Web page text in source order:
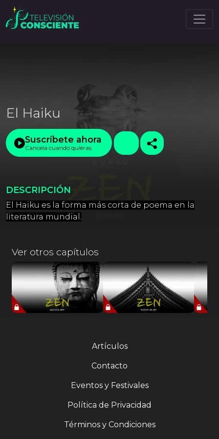
El Haiku
Suscríbete ahora
Cancela cuando quieras
DESCRIPCIÓN
El Haiku es la forma más corta de poema en la
literatura mundial.
Ver otros capítulos
Artículos
Contacto
Eventos y Festivales
Política de Privacidad
Términos y Condiciones